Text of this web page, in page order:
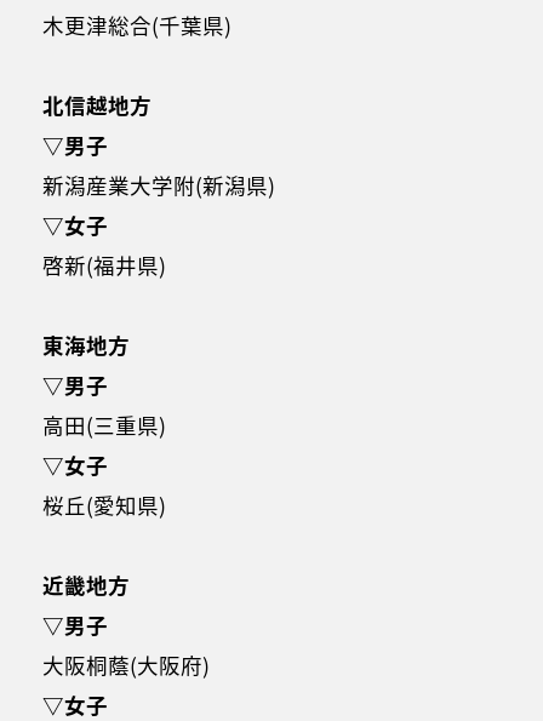
木更津総合(千葉県)
北信越地方
▽男子
新潟産業大学附(新潟県)
▽女子
啓新(福井県)
東海地方
▽男子
高田(三重県)
▽女子
桜丘(愛知県)
近畿地方
▽男子
大阪桐蔭(大阪府)
▽女子